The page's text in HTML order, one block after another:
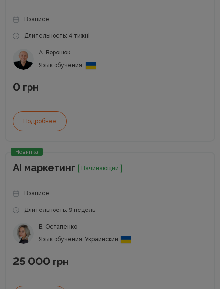
В записе
Длительность: 4 тижні
А. Воронюк
Язык обучения:
0 грн
Подробнее
Новинка
AI маркетинг Начинающий
В записе
Длительность: 9 недель
В. Остапенко
Язык обучения: Украинский
25 000 грн